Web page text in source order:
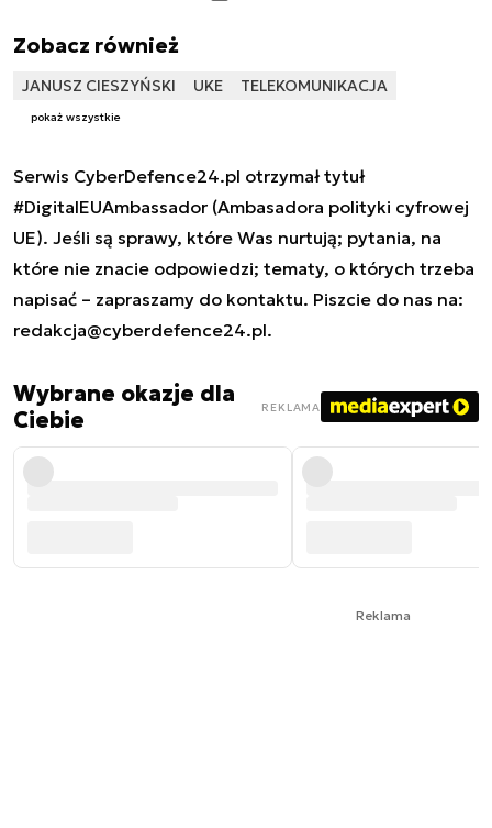
Zobacz również
JANUSZ CIESZYŃSKI UKE TELEKOMUNIKACJA
pokaż wszystkie
Serwis CyberDefence24.pl otrzymał tytuł
#DigitalEUAmbassador (Ambasadora polityki cyfrowej
UE). Jeśli są sprawy, które Was nurtują; pytania, na
które nie znacie odpowiedzi; tematy, o których trzeba
napisać – zapraszamy do kontaktu. Piszcie do nas na:
redakcja@cyberdefence24.pl.
Wybrane okazje dla
Ciebie
REKLAMA
Reklama